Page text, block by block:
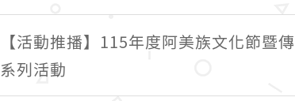
【活動推播】115年度阿美族文化節暨
系列活動